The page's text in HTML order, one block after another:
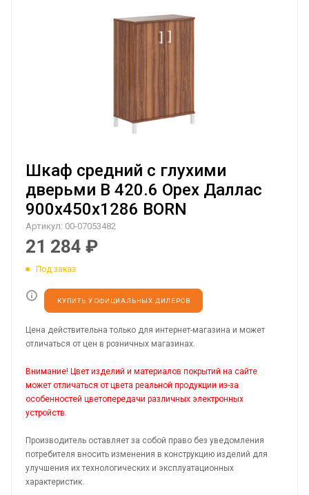
Шкаф средний с глухими
дверьми B 420.6 Орех Даллас
900х450х1286 BORN
Артикул: 00-07053482
21 284 ₽
Под заказ
КУПИТЬ У ОФИЦИАЛЬНЫХ ДИЛЕРОВ
Цена действительна только для интернет-магазина и может
отличаться от цен в розничных магазинах.
Внимание! Цвет изделий и материалов покрытий на сайте
может отличаться от цвета реальной продукции из-за
особенностей цветопередачи различных электронных
устройств.
Производитель оставляет за собой право без уведомления
потребителя вносить изменения в конструкцию изделий для
улучшения их технологических и эксплуатационных
характеристик.